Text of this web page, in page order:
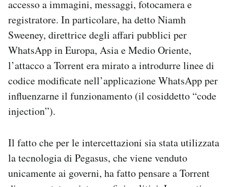
accesso a immagini, messaggi, fotocamera e
registratore. In particolare, ha detto Niamh
Sweeney, direttrice degli affari pubblici per
WhatsApp in Europa, Asia e Medio Oriente,
l’attacco a Torrent era mirato a introdurre linee di
codice modificate nell’applicazione WhatsApp per
influenzarne il funzionamento (il cosiddetto “code
injection”).
Il fatto che per le intercettazioni sia stata utilizzata
la tecnologia di Pegasus, che viene venduto
unicamente ai governi, ha fatto pensare a Torrent